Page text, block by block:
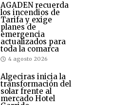
AGADEN recuerda
los incendios de
Tarifa y exige
planes de
emergencia
actualizados para
toda la comarca
4 agosto 2026
Algeciras inicia la
transformación del
solar frente al
mercado Hotel